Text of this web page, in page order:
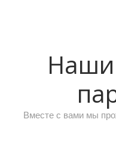
Наши
Вместе с вами мы